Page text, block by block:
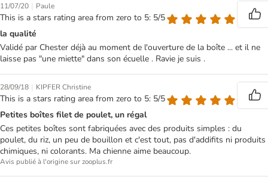
11/07/20 | Paule
This is a stars rating area from zero to 5: 5/5
la qualité
Validé par Chester déjà au moment de l'ouverture de la boîte ... et il ne
laisse pas "une miette" dans son écuelle . Ravie je suis .
28/09/18 | KIPFER Christine
This is a stars rating area from zero to 5: 5/5
Petites boîtes filet de poulet, un régal
Ces petites boîtes sont fabriquées avec des produits simples : du
poulet, du riz, un peu de bouillon et c'est tout, pas d'addifits ni produits
chimiques, ni colorants. Ma chienne aime beaucoup.
Avis publié à l'origine sur zooplus.fr